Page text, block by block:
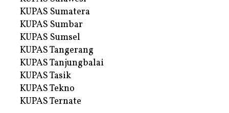
KUPAS Sumatera
KUPAS Sumbar
KUPAS Sumsel
KUPAS Tangerang
KUPAS Tanjungbalai
KUPAS Tasik
KUPAS Tekno
KUPAS Ternate